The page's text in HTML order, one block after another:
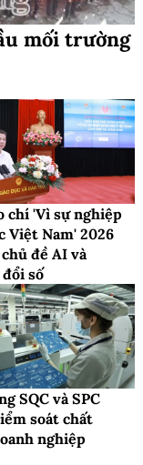
mối trường
chí 'Vì sự nghiệp
Việt Nam' 2026
đề AI và
số
SQC và SPC
soát chất
nghiệp